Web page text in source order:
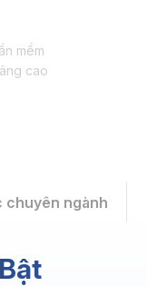
mềm
cao
chuyên ngành